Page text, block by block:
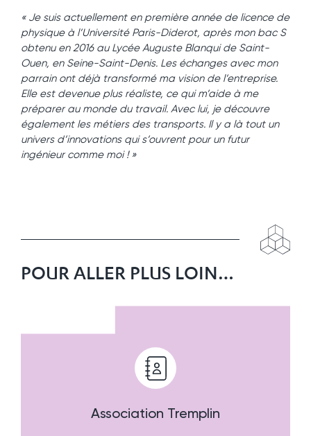
« Je suis actuellement en première année de licence de
physique à l’Université Paris-Diderot, après mon bac S
obtenu en 2016 au Lycée Auguste Blanqui de Saint-
Ouen, en Seine-Saint-Denis. Les échanges avec mon
parrain ont déjà transformé ma vision de l’entreprise.
Elle est devenue plus réaliste, ce qui m’aide à me
préparer au monde du travail. Avec lui, je découvre
également les métiers des transports. Il y a là tout un
univers d’innovations qui s’ouvrent pour un futur
ingénieur comme moi ! »
POUR ALLER PLUS LOIN…
Association Tremplin